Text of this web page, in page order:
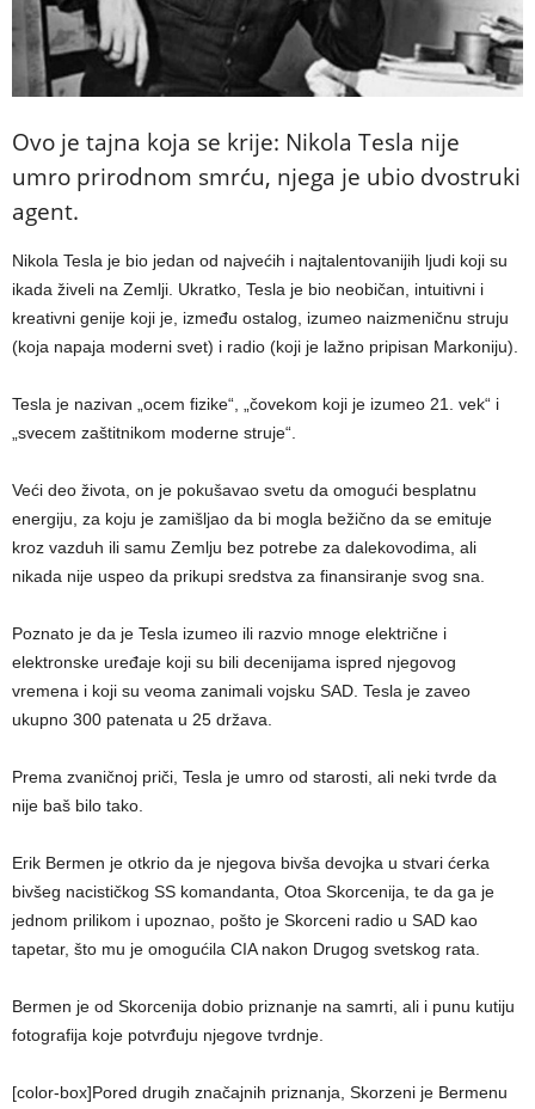
Ovo je tajna koja se krije: Nikola Tesla nije
umro prirodnom smrću, njega je ubio dvostruki
agent.
Nikola Tesla je bio jedan od najvećih i najtalentovanijih ljudi koji su
ikada živeli na Zemlji. Ukratko, Tesla je bio neobičan, intuitivni i
kreativni genije koji je, između ostalog, izumeo naizmeničnu struju
(koja napaja moderni svet) i radio (koji je lažno pripisan Markoniju).
Tesla je nazivan „ocem fizike“, „čovekom koji je izumeo 21. vek“ i
„svecem zaštitnikom moderne struje“.
Veći deo života, on je pokušavao svetu da omogući besplatnu
energiju, za koju je zamišljao da bi mogla bežično da se emituje
kroz vazduh ili samu Zemlju bez potrebe za dalekovodima, ali
nikada nije uspeo da prikupi sredstva za finansiranje svog sna.
Poznato je da je Tesla izumeo ili razvio mnoge električne i
elektronske uređaje koji su bili decenijama ispred njegovog
vremena i koji su veoma zanimali vojsku SAD. Tesla je zaveo
ukupno 300 patenata u 25 država.
Prema zvaničnoj priči, Tesla je umro od starosti, ali neki tvrde da
nije baš bilo tako.
Erik Bermen je otkrio da je njegova bivša devojka u stvari ćerka
bivšeg nacističkog SS komandanta, Otoa Skorcenija, te da ga je
jednom prilikom i upoznao, pošto je Skorceni radio u SAD kao
tapetar, što mu je omogućila CIA nakon Drugog svetskog rata.
Bermen je od Skorcenija dobio priznanje na samrti, ali i punu kutiju
fotografija koje potvrđuju njegove tvrdnje.
[color-box]Pored drugih značajnih priznanja, Skorzeni je Bermenu